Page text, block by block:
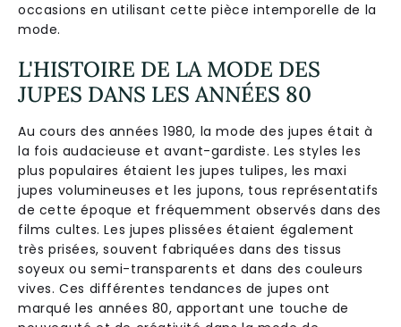
occasions en utilisant cette pièce intemporelle de la
mode.
L'HISTOIRE DE LA MODE DES
JUPES DANS LES ANNÉES 80
Au cours des années 1980, la mode des jupes était à
la fois audacieuse et avant-gardiste. Les styles les
plus populaires étaient les jupes tulipes, les maxi
jupes volumineuses et les jupons, tous représentatifs
de cette époque et fréquemment observés dans des
films cultes. Les jupes plissées étaient également
très prisées, souvent fabriquées dans des tissus
soyeux ou semi-transparents et dans des couleurs
vives. Ces différentes tendances de jupes ont
marqué les années 80, apportant une touche de